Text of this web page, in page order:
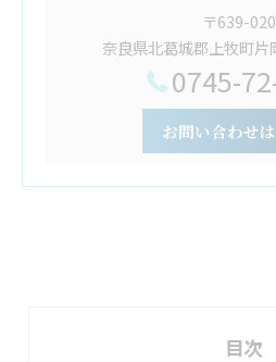
〒639-
奈良県北葛城郡上牧町片
0745-
お問い合わせ
目次